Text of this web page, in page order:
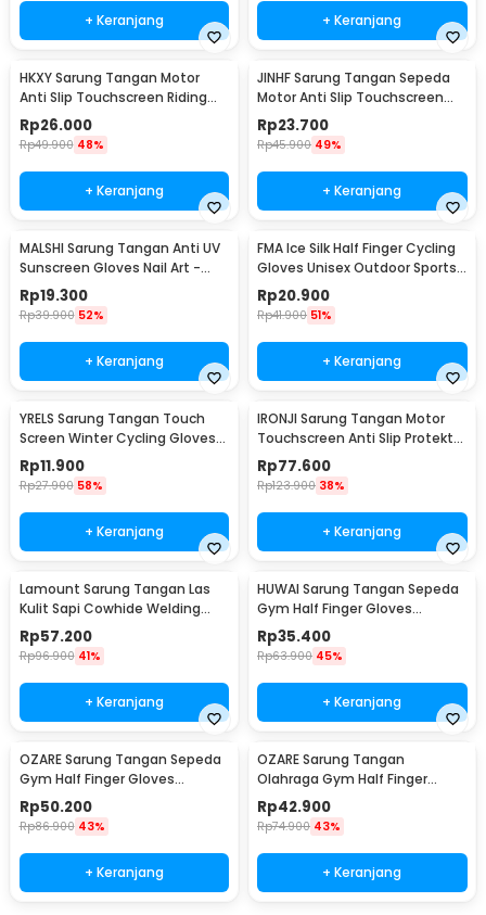
+ Keranjang + Keranjang
HKXY Sarung Tangan Motor
Anti Slip Touchscreen Riding
Glove 1 Pair L
Rp26.000
Rp49.900 48%
+ Keranjang
JINHF Sarung Tangan Sepeda
Motor Anti Slip Touchscreen
Windproof XL - ST23
Rp23.700
Rp45.900 49%
+ Keranjang
MALSHI Sarung Tangan Anti UV
Sunscreen Gloves Nail Art -
MS31
Rp19.300
Rp39.900 52%
+ Keranjang
FMA Ice Silk Half Finger Cycling
Gloves Unisex Outdoor Sports
- FM-IA
Rp20.900
Rp41.900 51%
+ Keranjang
YRELS Sarung Tangan Touch
Screen Winter Cycling Gloves
Windproof - WR-10
Rp11.900
Rp27.900 58%
+ Keranjang
IRONJI Sarung Tangan Motor
Touchscreen Anti Slip Protektor
Gloves XL - MCS-10C
Rp77.600
Rp123.900 38%
+ Keranjang
Lamount Sarung Tangan Las
Kulit Sapi Cowhide Welding
Gloves L - STL-25
Rp57.200
Rp96.900 41%
+ Keranjang
HUWAI Sarung Tangan Sepeda
Gym Half Finger Gloves
Breathable XL - TS-10
Rp35.400
Rp63.900 45%
+ Keranjang
OZARE Sarung Tangan Sepeda
Gym Half Finger Gloves
Breathable L - TS-15
Rp50.200
Rp86.900 43%
+ Keranjang
OZARE Sarung Tangan
Olahraga Gym Half Finger
Gloves Breathable L - TS-25
Rp42.900
Rp74.900 43%
+ Keranjang